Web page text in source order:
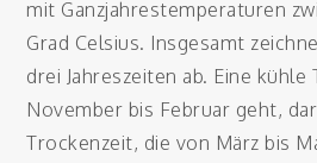
mit Ganzjahrestemperaturen
Grad Celsius. Insgesamt
drei Jahreszeiten ab. Eine
November bis Februar geht,
Trockenzeit, die von März bis